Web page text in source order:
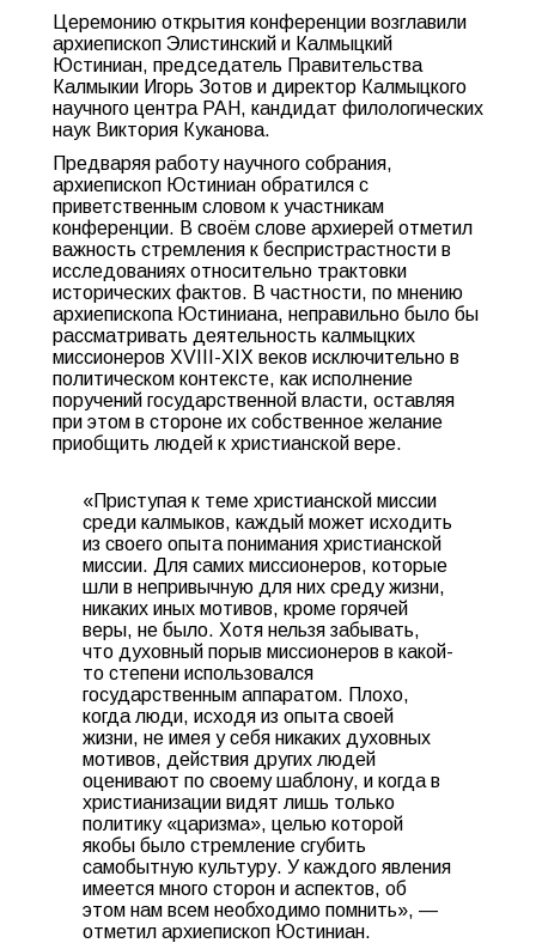
Церемонию открытия конференции возглавили
архиепископ Элистинский и Калмыцкий
Юстиниан, председатель Правительства
Калмыкии Игорь Зотов и директор Калмыцкого
научного центра РАН, кандидат филологических
наук Виктория Куканова.
Предваряя работу научного собрания,
архиепископ Юстиниан обратился с
приветственным словом к участникам
конференции. В своём слове архиерей отметил
важность стремления к беспристрастности в
исследованиях относительно трактовки
исторических фактов. В частности, по мнению
архиепископа Юстиниана, неправильно было бы
рассматривать деятельность калмыцких
миссионеров XVIII-XIX веков исключительно в
политическом контексте, как исполнение
поручений государственной власти, оставляя
при этом в стороне их собственное желание
приобщить людей к христианской вере.
«Приступая к теме христианской миссии
среди калмыков, каждый может исходить
из своего опыта понимания христианской
миссии. Для самих миссионеров, которые
шли в непривычную для них среду жизни,
никаких иных мотивов, кроме горячей
веры, не было. Хотя нельзя забывать,
что духовный порыв миссионеров в какой-
то степени использовался
государственным аппаратом. Плохо,
когда люди, исходя из опыта своей
жизни, не имея у себя никаких духовных
мотивов, действия других людей
оценивают по своему шаблону, и когда в
христианизации видят лишь только
политику «царизма», целью которой
якобы было стремление сгубить
самобытную культуру. У каждого явления
имеется много сторон и аспектов, об
этом нам всем необходимо помнить», —
отметил архиепископ Юстиниан.